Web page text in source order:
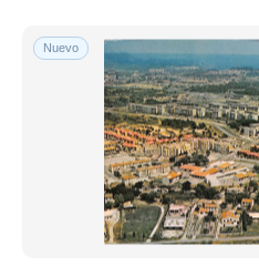
Nuevo